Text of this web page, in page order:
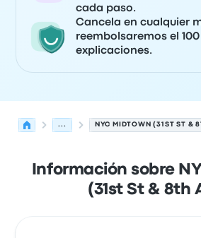
cada paso.
Cancela en cualquier
reembolsaremos el
explicaciones.
... NYC MIDTOWN (31ST ST &
Información sobre
(31st St & 8th